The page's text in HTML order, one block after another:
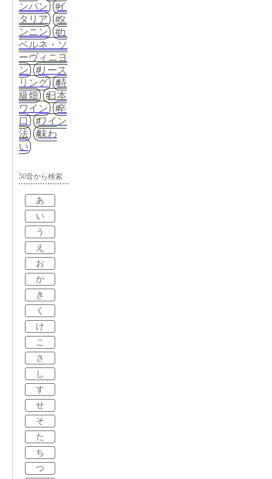
ンパン
イ
タリア
タ
ンニン
カ
ベルネ・ソ
ーヴィニヨ
ン
リース
リング
特
級畑
日本
ワイン
辛
口
ワイン
法
味わ
い
50音から検索
あ
い
う
え
お
か
き
く
け
こ
さ
し
す
せ
そ
た
ち
つ